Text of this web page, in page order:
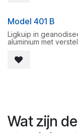
qua ligcomfort.
Model 401 B
Ligkuip in
aluminium met
verstelbaar in 3
Wat zijn